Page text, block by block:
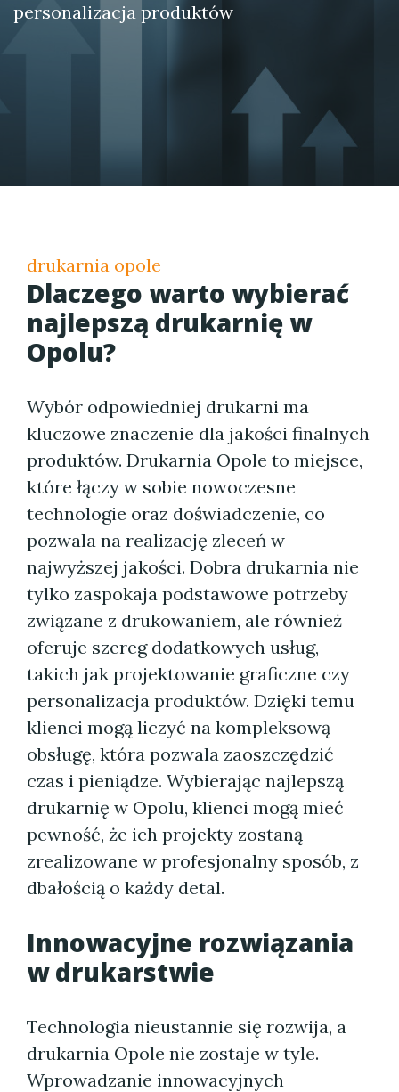
personalizacja produktów
drukarnia opole
Dlaczego warto wybierać
najlepszą drukarnię w
Opolu?
Wybór odpowiedniej drukarni ma
kluczowe znaczenie dla jakości finalnych
produktów. Drukarnia Opole to miejsce,
które łączy w sobie nowoczesne
technologie oraz doświadczenie, co
pozwala na realizację zleceń w
najwyższej jakości. Dobra drukarnia nie
tylko zaspokaja podstawowe potrzeby
związane z drukowaniem, ale również
oferuje szereg dodatkowych usług,
takich jak projektowanie graficzne czy
personalizacja produktów. Dzięki temu
klienci mogą liczyć na kompleksową
obsługę, która pozwala zaoszczędzić
czas i pieniądze. Wybierając najlepszą
drukarnię w Opolu, klienci mogą mieć
pewność, że ich projekty zostaną
zrealizowane w profesjonalny sposób, z
dbałością o każdy detal.
Innowacyjne rozwiązania
w drukarstwie
Technologia nieustannie się rozwija, a
drukarnia Opole nie zostaje w tyle.
Wprowadzanie innowacyjnych